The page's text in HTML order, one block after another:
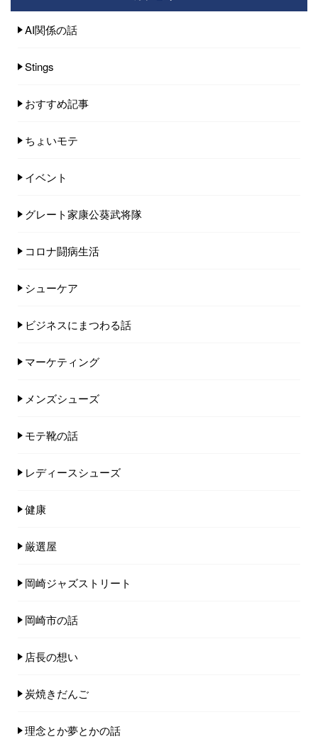
AI関係の話
Stings
おすすめ記事
ちょいモテ
イベント
グレート家康公葵武将隊
コロナ闘病生活
シューケア
ビジネスにまつわる話
マーケティング
メンズシューズ
モテ靴の話
レディースシューズ
健康
厳選屋
岡崎ジャズストリート
岡崎市の話
店長の想い
炭焼きだんご
理念とか夢とかの話